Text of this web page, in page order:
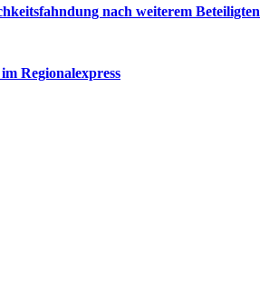
nach weiterem Beteiligten
Regionalexpress